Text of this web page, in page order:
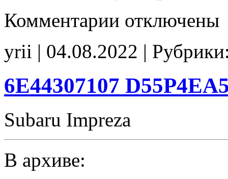
Комментарии записи
Stage1
E2(EGR_SAP_off)
отключены
yrii | 04.08.2022 |
6E44307107
Subaru Impreza
В архиве: